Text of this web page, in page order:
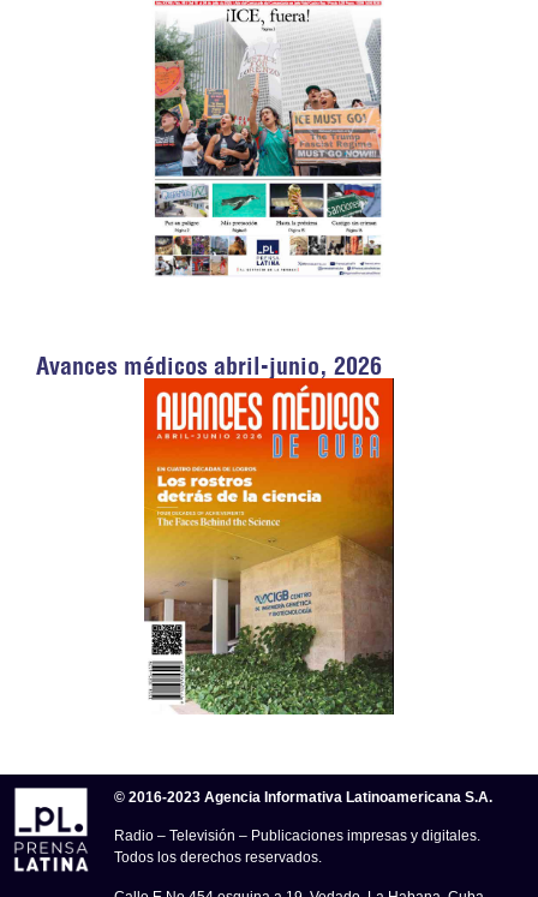
Avances médicos abril-junio, 2026
© 2016-2023 Agencia Informativa Latinoamericana S.A.
Radio – Televisión – Publicaciones impresas y digitales.
Todos los derechos reservados.